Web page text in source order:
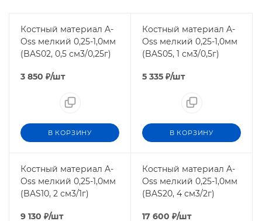
Костный материал A-
Oss мелкий 0,25-1,0мм
(BAS02, 0,5 см3/0,25г)
3 850 ₽/шт
В КОРЗИНУ
Костный материал A-
Oss мелкий 0,25-1,0мм
(BAS05, 1 см3/0,5г)
5 335 ₽/шт
В КОРЗИНУ
Костный материал A-
Oss мелкий 0,25-1,0мм
(BAS10, 2 см3/1г)
9 130 ₽/шт
Костный материал A-
Oss мелкий 0,25-1,0мм
(BAS20, 4 см3/2г)
17 600 ₽/шт